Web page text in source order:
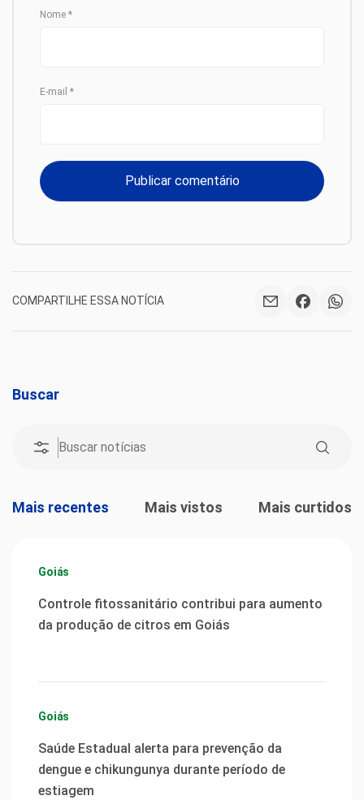
Nome *
E-mail *
COMPARTILHE ESSA NOTÍCIA
Buscar
Mais recentes Mais vistos Mais curtidos
Goiás
Controle fitossanitário contribui para aumento
da produção de citros em Goiás
Goiás
Saúde Estadual alerta para prevenção da
dengue e chikungunya durante período de
estiagem